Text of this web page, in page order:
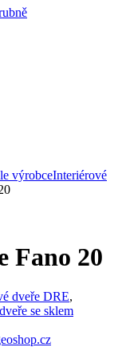
výrobceInteriérové
Fano 20
dveře DRE,
se sklem